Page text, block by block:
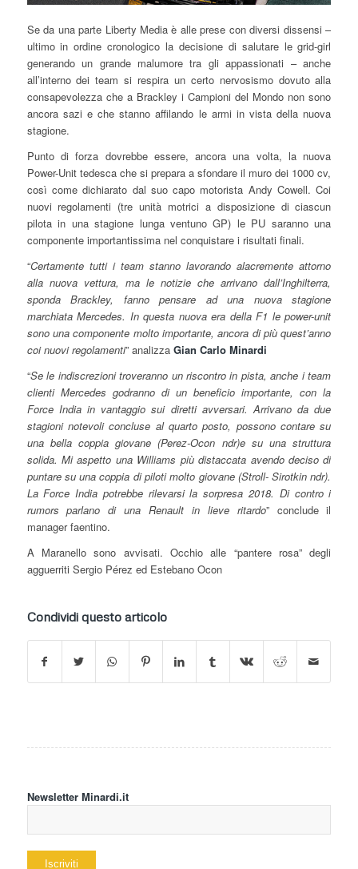
Se da una parte Liberty Media è alle prese con diversi dissensi –
ultimo in ordine cronologico la decisione di salutare le grid-girl
generando un grande malumore tra gli appassionati – anche
all’interno dei team si respira un certo nervosismo dovuto alla
consapevolezza che a Brackley i Campioni del Mondo non sono
ancora sazi e che stanno affilando le armi in vista della nuova
stagione.
Punto di forza dovrebbe essere, ancora una volta, la nuova
Power-Unit tedesca che si prepara a sfondare il muro dei 1000 cv,
così come dichiarato dal suo capo motorista Andy Cowell. Coi
nuovi regolamenti (tre unità motrici a disposizione di ciascun
pilota in una stagione lunga ventuno GP) le PU saranno una
componente importantissima nel conquistare i risultati finali.
“Certamente tutti i team stanno lavorando alacremente attorno
alla nuova vettura, ma le notizie che arrivano dall’Inghilterra,
sponda Brackley, fanno pensare ad una nuova stagione
marchiata Mercedes. In questa nuova era della F1 le power-unit
sono una componente molto importante, ancora di più quest’anno
coi nuovi regolamenti” analizza Gian Carlo Minardi
“Se le indiscrezioni troveranno un riscontro in pista, anche i team
clienti Mercedes godranno di un beneficio importante, con la
Force India in vantaggio sui diretti avversari. Arrivano da due
stagioni notevoli concluse al quarto posto, possono contare su
una bella coppia giovane (Perez-Ocon ndr)e su una struttura
solida. Mi aspetto una Williams più distaccata avendo deciso di
puntare su una coppia di piloti molto giovane (Stroll- Sirotkin ndr).
La Force India potrebbe rilevarsi la sorpresa 2018. Di contro i
rumors parlano di una Renault in lieve ritardo” conclude il
manager faentino.
A Maranello sono avvisati. Occhio alle “pantere rosa” degli
agguerriti Sergio Pérez ed Estebano Ocon
Condividi questo articolo
Newsletter Minardi.it